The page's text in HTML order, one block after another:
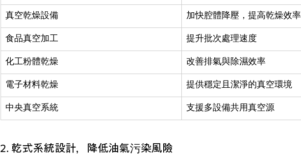
真空乾燥設備 加快腔體降壓，提高乾燥效率
食品真空加工 提升批次處理速度
化工粉體乾燥 改善排氣與除濕效率
電子材料乾燥 提供穩定且潔淨的真空環境
中央真空系統 支援多設備共用真空源
2. 乾式系統設計，降低油氣污染風險